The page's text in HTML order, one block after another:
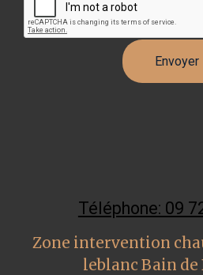
Téléphone: 09
Zone intervention
leblanc Bain de